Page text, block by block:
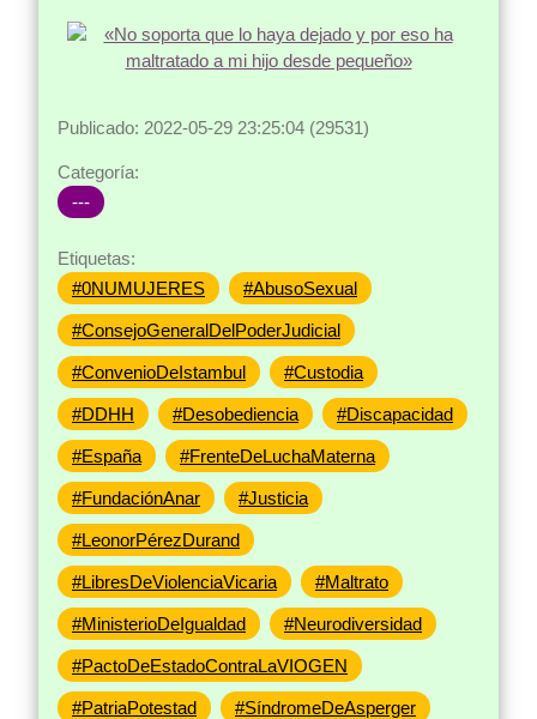
Publicado: 2022-05-29 23:25:04 (29531)
Categoría:
---
Etiquetas:
#0NUMUJERES
#AbusoSexual
#ConsejoGeneralDelPoderJudicial
#ConvenioDeIstambul #Custodia
#DDHH #Desobediencia #Discapacidad
#España #FrenteDeLuchaMaterna
#FundaciónAnar #Justicia
#LeonorPérezDurand
#LibresDeViolenciaVicaria #Maltrato
#MinisterioDeIgualdad #Neurodiversidad
#PactoDeEstadoContraLaVIOGEN
#PatriaPotestad #SíndromeDeAsperger